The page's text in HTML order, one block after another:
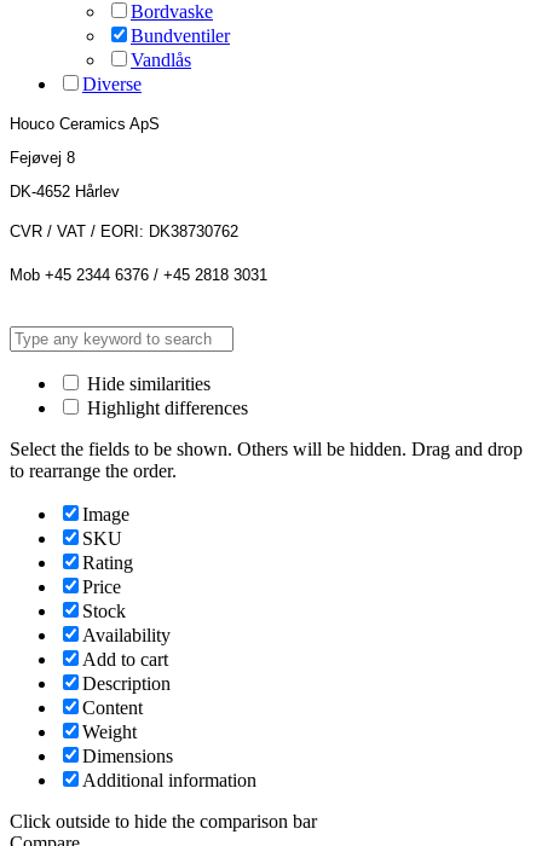
Bordvaske
Bundventiler
Vandlås
Diverse
Houco Ceramics ApS
Fejøvej 8
DK-4652 Hårlev
CVR / VAT / EORI: DK38730762
Mob +45 2344 6376 / +45 2818 3031
Hide similarities
Highlight differences
Select the fields to be shown. Others will be hidden. Drag and drop
to rearrange the order.
Image
SKU
Rating
Price
Stock
Availability
Add to cart
Description
Content
Weight
Dimensions
Additional information
Click outside to hide the comparison bar